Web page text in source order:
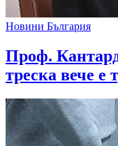
Новини България
Проф.
треска вече е